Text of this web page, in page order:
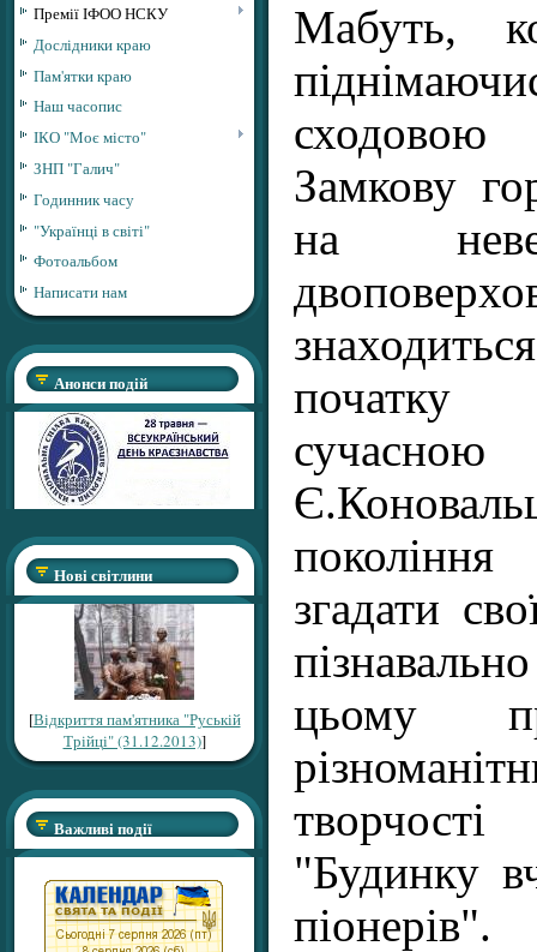
Премії ІФОО НСКУ
Дослідники краю
Пам'ятки краю
Наш часопис
ІКО "Моє місто"
ЗНП "Галич"
Годинник часу
"Українці в світі"
Фотоальбом
Написати нам
Анонси подій
Нові світлини
[Відкриття пам'ятника "Руській
Трійці" (31.12.2013)]
Важливі події
Мабуть,
Замкову
на
згадати
цьому
"Будинку
піонерів".